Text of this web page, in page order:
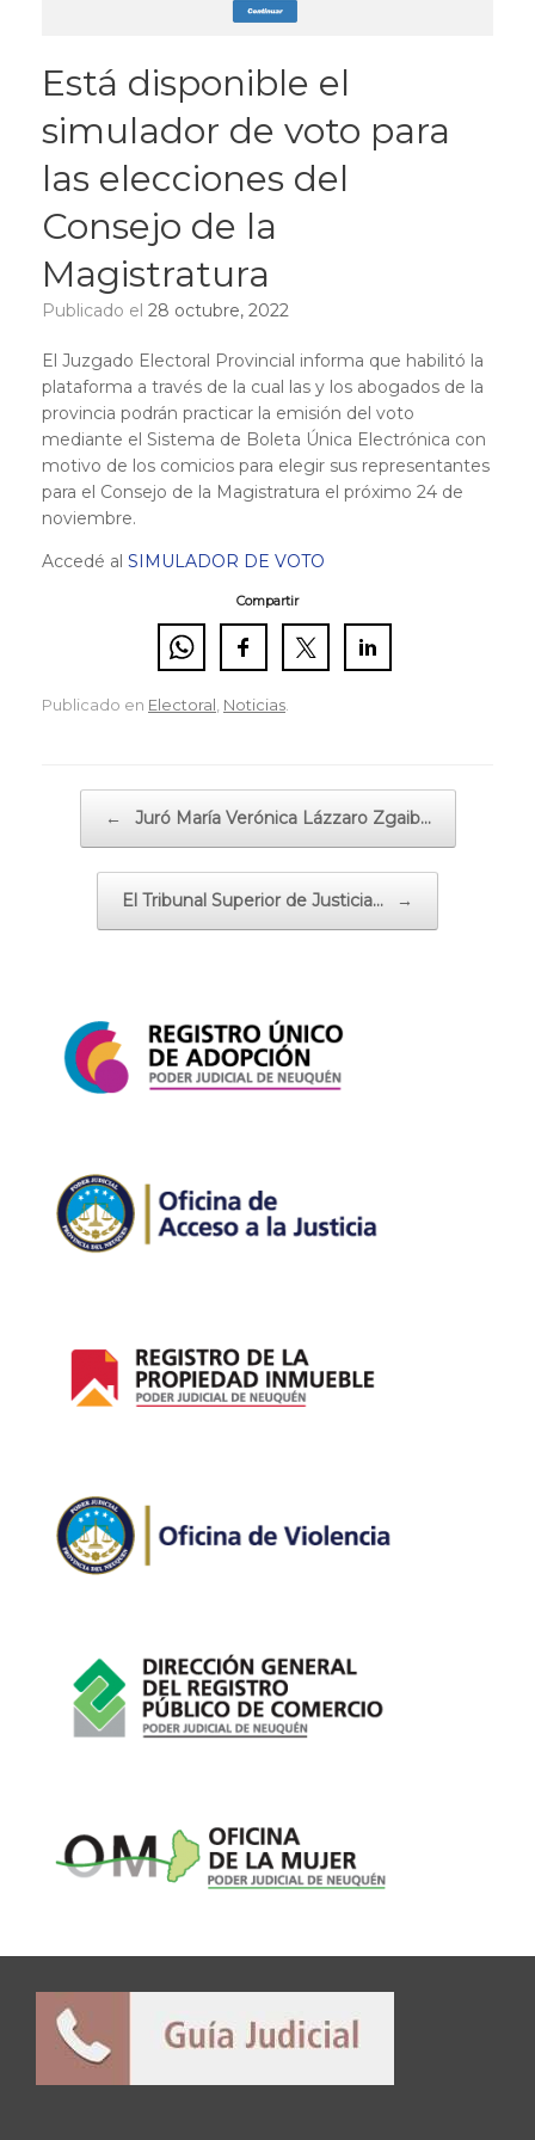
Está disponible el
simulador de voto para
las elecciones del
Consejo de la
Magistratura
Publicado el 28 octubre, 2022
El Juzgado Electoral Provincial informa que habilitó la
plataforma a través de la cual las y los abogados de la
provincia podrán practicar la emisión del voto
mediante el Sistema de Boleta Única Electrónica con
motivo de los comicios para elegir sus representantes
para el Consejo de la Magistratura el próximo 24 de
noviembre.
Accedé al SIMULADOR DE VOTO
Compartir
Publicado en Electoral Noticias
← Juró María Verónica Lázzaro Zgaib…
El Tribunal Superior de Justicia… →